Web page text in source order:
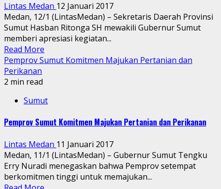
Lintas Medan 12 Januari 2017
Medan, 12/1 (LintasMedan) – Sekretaris Daerah Provinsi
Sumut Hasban Ritonga SH mewakili Gubernur Sumut
memberi apresiasi kegiatan...
Read More
Pemprov Sumut Komitmen Majukan Pertanian dan
Perikanan
2 min read
Sumut
Pemprov Sumut Komitmen Majukan Pertanian dan Perikanan
Lintas Medan 11 Januari 2017
Medan, 11/1 (LintasMedan) – Gubernur Sumut Tengku
Erry Nuradi menegaskan bahwa Pemprov setempat
berkomitmen tinggi untuk memajukan...